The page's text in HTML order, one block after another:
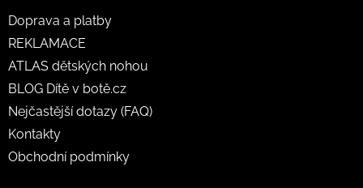
Doprava a platby
REKLAMACE
ATLAS dětských nohou
BLOG Dítě v botě.cz
Nejčastější dotazy (FAQ)
Kontakty
Obchodní podmínky